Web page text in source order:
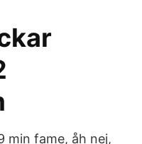
min fame, åh nej,